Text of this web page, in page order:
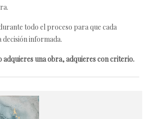
todo el proceso para que cada
decisión informada.
adquieres una obra, adquieres con criterio.